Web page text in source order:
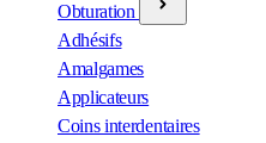
Obturation
Adhésifs
Amalgames
Applicateurs
Coins interdentaires